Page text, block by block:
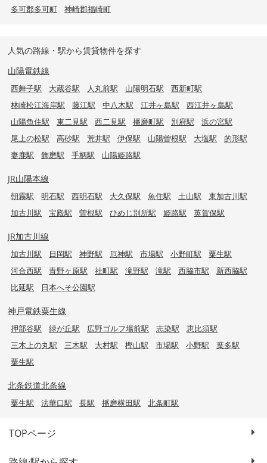
多可郡多可町
神崎郡福崎町
人気の路線・駅から賃貸物件を探す
山陽電鉄線
西舞子駅 大蔵谷駅 人丸前駅 山陽明石駅
西新町駅
林崎松江海岸駅
藤江駅 中八木駅 江井ヶ島駅
西江井ヶ島駅
山陽魚住駅
東二見駅 西二見駅 播磨町駅 別府駅
浜の宮駅
尾上の松駅
高砂駅 荒井駅 伊保駅 山陽曽根駅 大塩駅
的形駅
妻鹿駅
飾磨駅 手柄駅 山陽姫路駅
JR山陽本線
朝霧駅 明石駅 西明石駅 大久保駅 魚住駅 土山駅
東加古川駅
加古川駅
宝殿駅 曽根駅 ひめじ別所駅 姫路駅 英賀保駅
JR加古川線
加古川駅 日岡駅 神野駅 厄神駅 市場駅 小野町駅
粟生駅
河合西駅
青野ヶ原駅 社町駅 滝野駅 滝駅 西脇市駅
新西脇駅
比延駅
日本へそ公園駅
神戸電鉄粟生線
押部谷駅 緑が丘駅 広野ゴルフ場前駅 志染駅
恵比須駅
三木上の丸駅
三木駅 大村駅 樫山駅 市場駅 小野駅
葉多駅
粟生駅
北条鉄道北条線
粟生駅 法華口駅 長駅 播磨横田駅 北条町駅
TOPページ